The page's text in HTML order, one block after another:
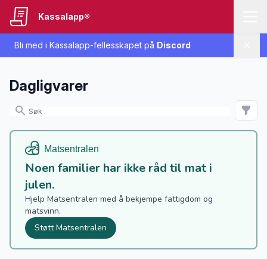
Bli med i Kassalapp-fellesskapet på Discord
Kassalapp®
Dagligvarer
Noen familier har ikke råd til mat i
julen.
Hjelp Matsentralen med å bekjempe fattigdom og
matsvinn.
Støtt Matsentralen